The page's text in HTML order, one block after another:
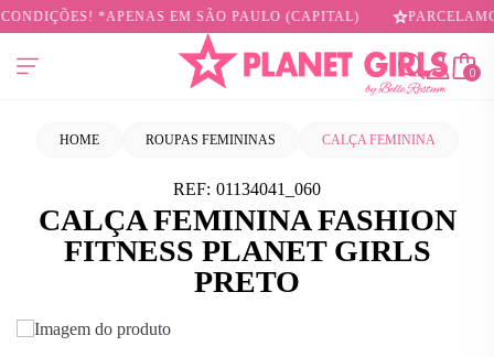
*APENAS EM SÃO PAULO (CAPITAL)
0
HOME ROUPAS FEMININAS CALÇA FEMININA
REF: 01134041_060
CALÇA FEMININA FASHION
FITNESS PLANET GIRLS
PRETO